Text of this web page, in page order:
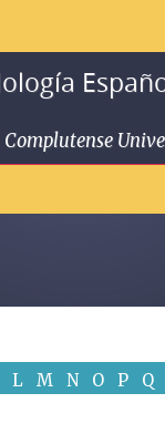
L M N O P Q